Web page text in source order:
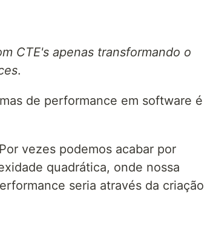
CTE's apenas transformando o
.
de performance em software é
vezes podemos acabar por
quadrática, onde nossa
seria através da criação